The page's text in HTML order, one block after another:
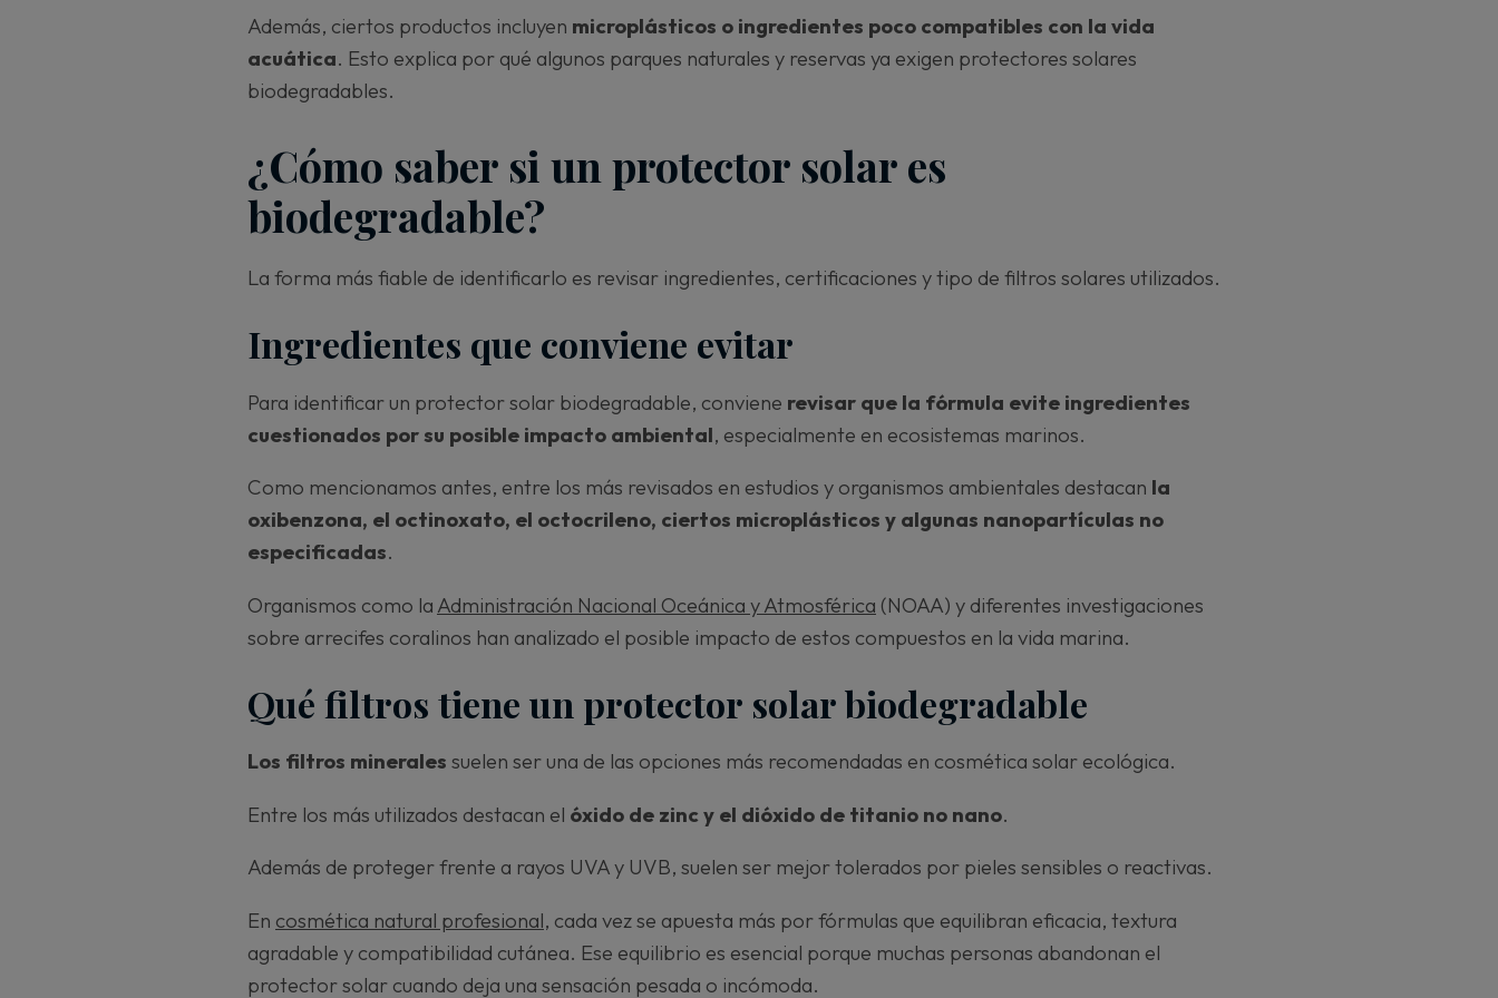
Además, ciertos productos incluyen microplásticos o ingredientes poco compatibles con la vida
acuática. Esto explica por qué algunos parques naturales y reservas ya exigen protectores solares
biodegradables.
¿Cómo saber si un protector solar es
biodegradable?
La forma más fiable de identificarlo es revisar ingredientes, certificaciones y tipo de filtros solares utilizados.
Ingredientes que conviene evitar
Para identificar un protector solar biodegradable, conviene revisar que la fórmula evite ingredientes
cuestionados por su posible impacto ambiental, especialmente en ecosistemas marinos.
Como mencionamos antes, entre los más revisados en estudios y organismos ambientales destacan la
oxibenzona, el octinoxato, el octocrileno, ciertos microplásticos y algunas nanopartículas no
especificadas.
Organismos como la Administración Nacional Oceánica y Atmosférica (NOAA) y diferentes investigaciones
sobre arrecifes coralinos han analizado el posible impacto de estos compuestos en la vida marina.
Qué filtros tiene un protector solar biodegradable
Los filtros minerales suelen ser una de las opciones más recomendadas en cosmética solar ecológica.
Entre los más utilizados destacan el óxido de zinc y el dióxido de titanio no nano.
Además de proteger frente a rayos UVA y UVB, suelen ser mejor tolerados por pieles sensibles o reactivas.
En cosmética natural profesional, cada vez se apuesta más por fórmulas que equilibran eficacia, textura
agradable y compatibilidad cutánea. Ese equilibrio es esencial porque muchas personas abandonan el
protector solar cuando deja una sensación pesada o incómoda.